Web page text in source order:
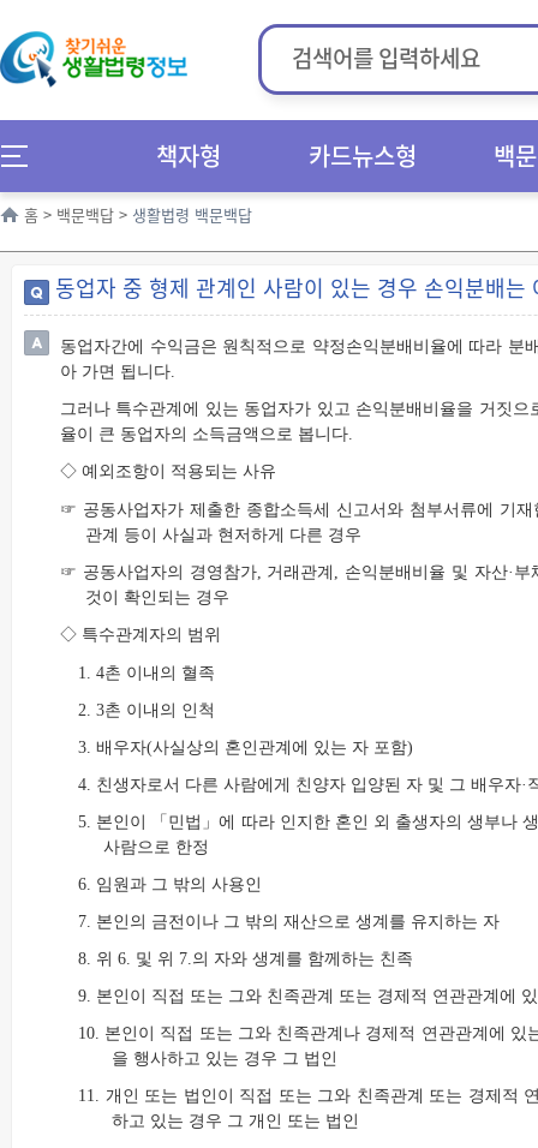
책자형 카드뉴스형 백
홈 > 백문백답 > 생활법령 백문백답
동업자 중 형제 관계인 사람이 있는 경우 손익분배는
동업자간에 수익금은 원칙적으로 약정손익분배비율에 따라
아 가면 됩니다.
그러나 특수관계에 있는 동업자가 있고 손익분배비율을 거짓
율이 큰 동업자의 소득금액으로 봅니다.
◇ 예외조항이 적용되는 사유
☞ 공동사업자가 제출한 종합소득세 신고서와 첨부서류에 기
관계 등이 사실과 현저하게 다른 경우
☞ 공동사업자의 경영참가, 거래관계, 손익분배비율 및 자산·
것이 확인되는 경우
◇ 특수관계자의 범위
1. 4촌 이내의 혈족
2. 3촌 이내의 인척
3. 배우자(사실상의 혼인관계에 있는 자 포함)
4. 친생자로서 다른 사람에게 친양자 입양된 자 및 그 배우자·
5. 본인이 「민법」에 따라 인지한 혼인 외 출생자의 생부나
사람으로 한정
6. 임원과 그 밖의 사용인
7. 본인의 금전이나 그 밖의 재산으로 생계를 유지하는 자
8. 위 6. 및 위 7.의 자와 생계를 함께하는 친족
9. 본인이 직접 또는 그와 친족관계 또는 경제적 연관관계에
10. 본인이 직접 또는 그와 친족관계나 경제적 연관관계에
을 행사하고 있는 경우 그 법인
11. 개인 또는 법인이 직접 또는 그와 친족관계 또는 경제적
하고 있는 경우 그 개인 또는 법인